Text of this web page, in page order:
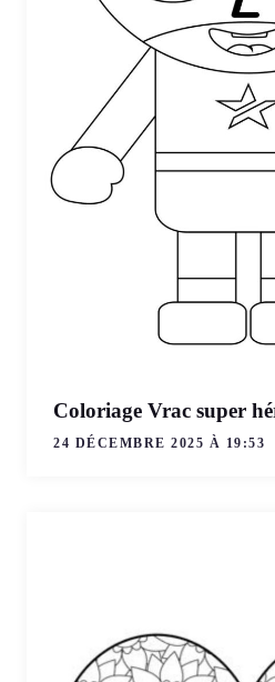
Coloriage Vrac super
24 DÉCEMBRE 2025 À 19:53